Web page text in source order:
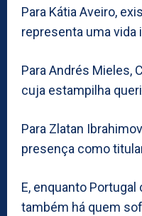
Para Kátia Aveiro,
representa uma vida
Para Andrés Mieles,
cuja estampilha
Para Zlatan
presença como
E, enquanto
também há quem